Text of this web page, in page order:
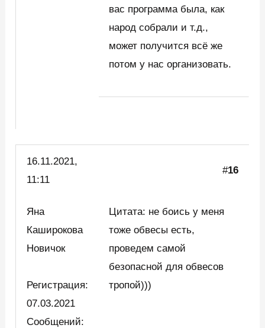
вас программа была, как
народ собрали и т.д.,
может получится всё же
потом у нас организовать.
16.11.2021,
11:11
#16
Яна
Каширокова
Новичок
Регистрация:
07.03.2021
Сообщений:
Цитата: не боись у меня
тоже обвесы есть,
проведем самой
безопасной для обвесов
тропой)))